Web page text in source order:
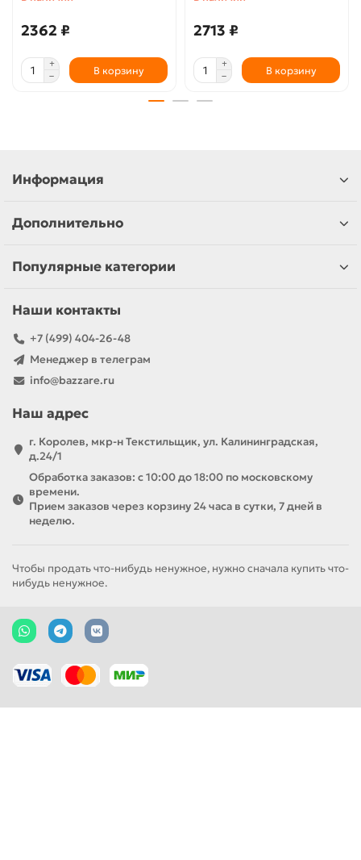
2362 ₽
В корзину
2713 ₽
В корзину
Информация
Дополнительно
Популярные категории
Наши контакты
+7 (499) 404-26-48
Менеджер в телеграм
info@bazzare.ru
Наш адрес
г. Королев, мкр-н Текстильщик, ул. Калининградская,
д.24/1
Обработка заказов: с 10:00 до 18:00 по московскому
времени.
Прием заказов через корзину 24 часа в сутки, 7 дней в
неделю.
Чтобы продать что-нибудь ненужное, нужно сначала купить что-
нибудь ненужное.